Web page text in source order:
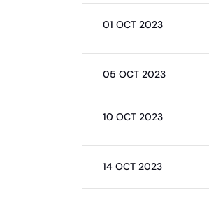
01 OCT 2023
05 OCT 2023
10 OCT 2023
14 OCT 2023